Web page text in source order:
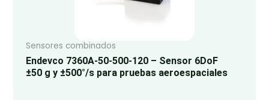
Sensores combinados
Endevco 7360A-50-500-120 – Sensor 6DoF
±50 g y ±500°/s para pruebas aeroespaciales